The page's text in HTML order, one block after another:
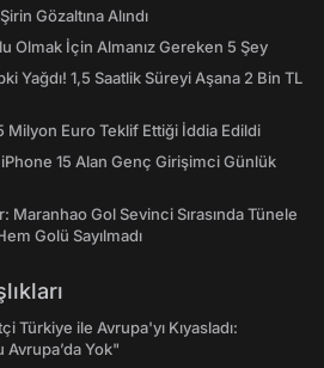
Gözaltına Alındı
Olmak İçin Almanız Gereken 5 Şey
Yağdı! 1,5 Saatlik Süreyi Aşana 2 Bin TL
Milyon Euro Teklif Ettiği İddia Edildi
15 Alan Genç Girişimci Günlük
Maranhao Gol Sevinci Sırasında Tünele
Golü Sayılmadı
Türkiye ile Avrupa'yı Kıyasladı:
Avrupa’da Yok"